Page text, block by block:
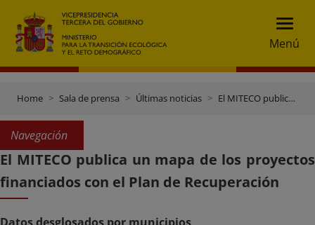
Menú
Home Sala de prensa Últimas noticias El MITECO publica un mapa de los proyectos financiados con el Plan de Recuperación
Navegación
El MITECO publica un mapa de los proyectos
financiados con el Plan de Recuperación